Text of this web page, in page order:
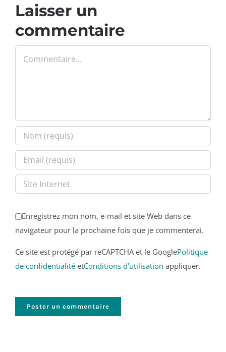
Laisser un
commentaire
Enregistrez mon nom, e-mail et site Web dans ce
navigateur pour la prochaine fois que je commenterai.
Ce site est protégé par reCAPTCHA et le GooglePolitique
de confidentialité etConditions d'utilisation appliquer.